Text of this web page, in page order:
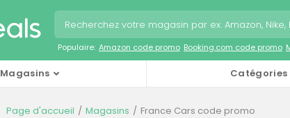
Populaire: Amazon code promo Booking.com code promo
Magasins Catégories
Page d'accueil Magasins France Cars code promo